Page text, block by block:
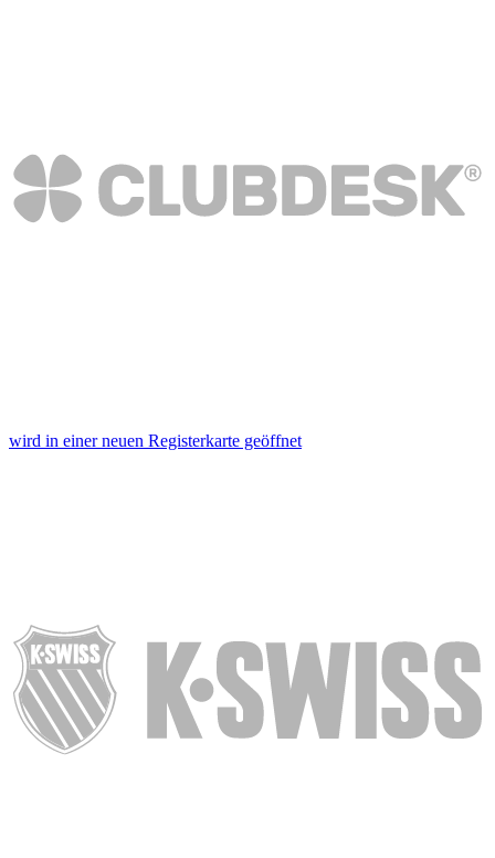
wird in einer neuen Registerkarte geöffnet